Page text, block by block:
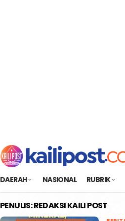
DAERAH NASIONAL RUBRIK
PENULIS:REDAKSI KAILI POST